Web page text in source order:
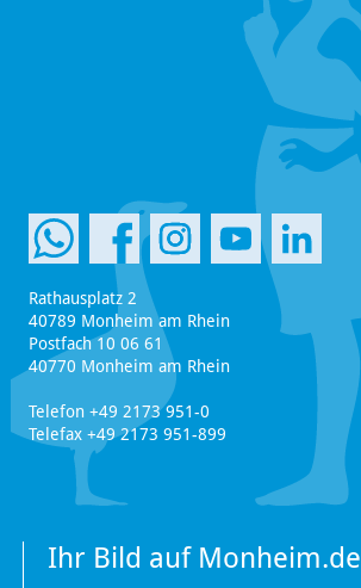
Rathausplatz 2
40789 Monheim am Rhein
Postfach 10 06 61
40770 Monheim am Rhein
Telefon +49 2173 951-0
Telefax +49 2173 951-899
Ihr Bild auf Monheim.de